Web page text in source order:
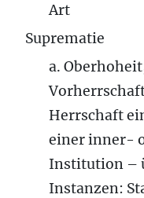
Art
Suprematie
a.
Herrschaft
einer inner-
Institution –
Instanzen: